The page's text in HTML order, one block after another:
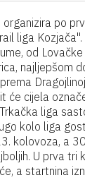
po
liga
od
najljepšom
će cijela
liga
kolo liga
kolovoza, a
U prva
a startnina